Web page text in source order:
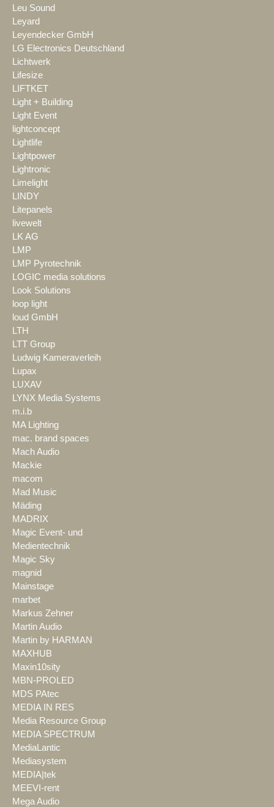
Leu Sound
Leyard
Leyendecker GmbH
LG Electronics Deutschland
Lichtwerk
Lifesize
LIFTKET
Light + Building
Light Event
lightconcept
Lightlife
Lightpower
Lightronic
Limelight
LINDY
Litepanels
livewelt
LK AG
LMP
LMP Pyrotechnik
LOGIC media solutions
Look Solutions
loop light
loud GmbH
LTH
LTT Group
Ludwig Kameraverleih
Lupax
LUXAV
LYNX Media Systems
m.i.b
MA Lighting
mac. brand spaces
Mach Audio
Mackie
macom
Mad Music
Mäding
MADRIX
Magic Event- und
Medientechnik
Magic Sky
magnid
Mainstage
marbet
Markus Zehner
Martin Audio
Martin by HARMAN
MAXHUB
Maxin10sity
MBN-PROLED
MDS PAtec
MEDIA IN RES
Media Resource Group
MEDIA SPECTRUM
MediaLantic
Mediasystem
MEDIA|tek
MEEVI-rent
Mega Audio